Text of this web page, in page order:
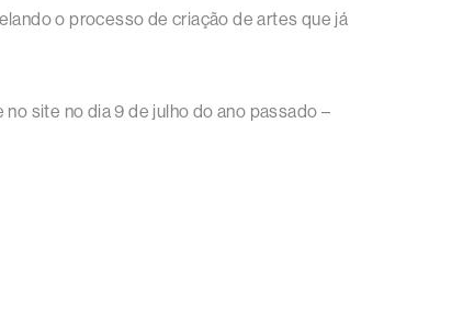
o processo de criação de artes que já
site no dia 9 de julho do ano passado –